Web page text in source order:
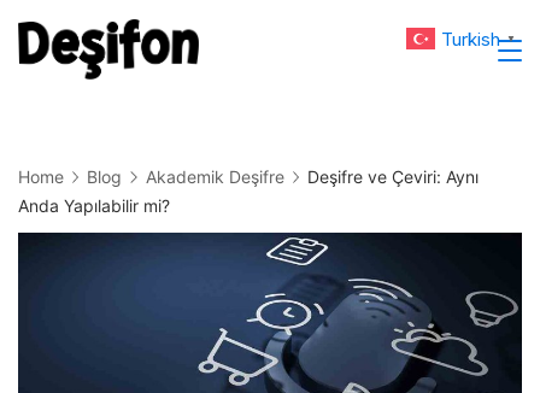
Skip
to
Home Blog Akademik Deşifre
Deşifre ve Çeviri: Aynı
Anda Yapılabilir mi?
Turkish ▼